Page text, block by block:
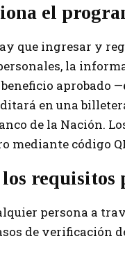
el
que ingresar y
la
aprobado —
en una
de la Nación.
mediante código
los
persona a
de verificación